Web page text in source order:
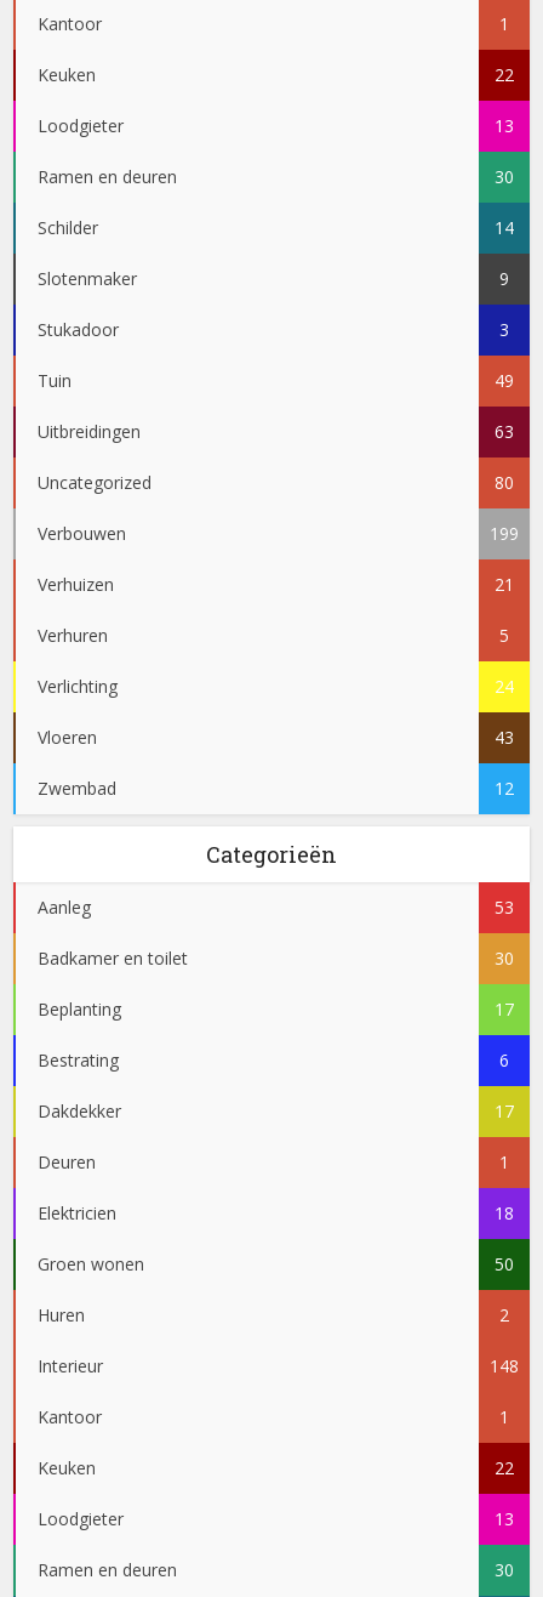
Kantoor 1
Keuken 22
Loodgieter 13
Ramen en deuren 30
Schilder 14
Slotenmaker 9
Stukadoor 3
Tuin 49
Uitbreidingen 63
Uncategorized 80
Verbouwen 199
Verhuizen 21
Verhuren 5
Verlichting 24
Vloeren 43
Zwembad 12
Categorieën
Aanleg 53
Badkamer en toilet 30
Beplanting 17
Bestrating 6
Dakdekker 17
Deuren 1
Elektricien 18
Groen wonen 50
Huren 2
Interieur 148
Kantoor 1
Keuken 22
Loodgieter 13
Ramen en deuren 30